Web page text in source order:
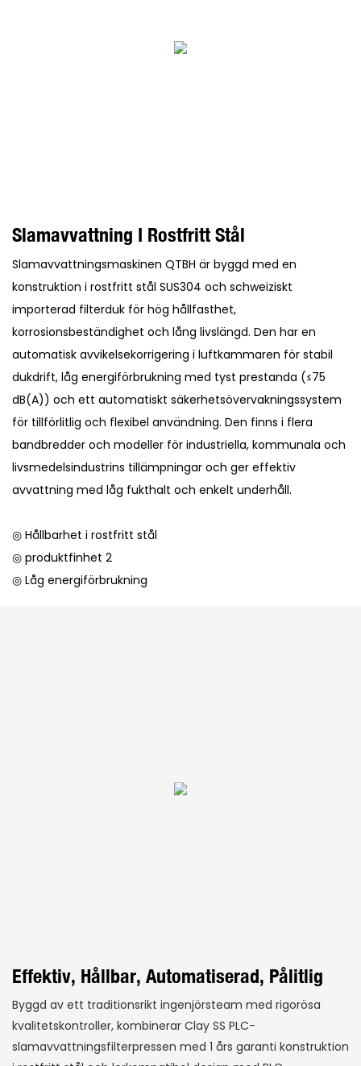
Slamavvattning I Rostfritt Stål
Slamavvattningsmaskinen QTBH är byggd med en
konstruktion i rostfritt stål SUS304 och schweiziskt
importerad filterduk för hög hållfasthet,
korrosionsbeständighet och lång livslängd. Den har en
automatisk avvikelsekorrigering i luftkammaren för stabil
dukdrift, låg energiförbrukning med tyst prestanda (≤75
dB(A)) och ett automatiskt säkerhetsövervakningssystem
för tillförlitlig och flexibel användning. Den finns i flera
bandbredder och modeller för industriella, kommunala och
livsmedelsindustrins tillämpningar och ger effektiv
avvattning med låg fukthalt och enkelt underhåll.
◎ Hållbarhet i rostfritt stål
◎ produktfinhet 2
◎ Låg energiförbrukning
Effektiv, Hållbar, Automatiserad, Pålitlig
Byggd av ett traditionsrikt ingenjörsteam med rigorösa
kvalitetskontroller, kombinerar Clay SS PLC-
slamavvattningsfilterpressen med 1 års garanti konstruktion